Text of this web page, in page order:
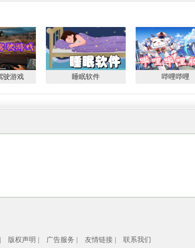
驶游戏 睡眠软件 哔哩哔哩
版权声明 广告服务 友情链接| 联系我们